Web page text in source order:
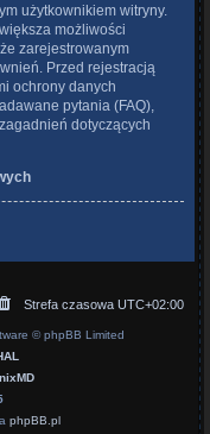
użytkownikiem witryny.
możliwości
zarejestrowanym
Przed rejestracją
ochrony danych
pytania (FAQ),
dotyczących
Strefa czasowa UTC+02:00
© phpBB Limited
phpBB.pl